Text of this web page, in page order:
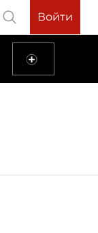
Войти